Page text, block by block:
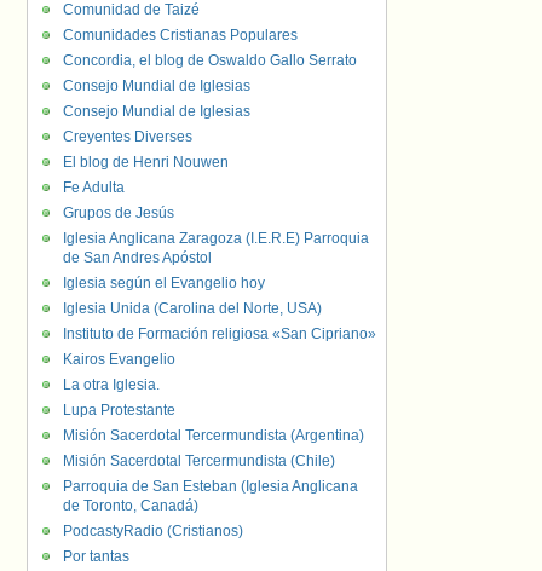
Comunidad de Taizé
Comunidades Cristianas Populares
Concordia, el blog de Oswaldo Gallo Serrato
Consejo Mundial de Iglesias
Consejo Mundial de Iglesias
Creyentes Diverses
El blog de Henri Nouwen
Fe Adulta
Grupos de Jesús
Iglesia Anglicana Zaragoza (I.E.R.E) Parroquia
de San Andres Apóstol
Iglesia según el Evangelio hoy
Iglesia Unida (Carolina del Norte, USA)
Instituto de Formación religiosa «San Cipriano»
Kairos Evangelio
La otra Iglesia.
Lupa Protestante
Misión Sacerdotal Tercermundista (Argentina)
Misión Sacerdotal Tercermundista (Chile)
Parroquia de San Esteban (Iglesia Anglicana
de Toronto, Canadá)
PodcastyRadio (Cristianos)
Por tantas